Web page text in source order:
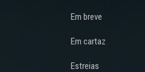
Em breve
Em cartaz
Estreias